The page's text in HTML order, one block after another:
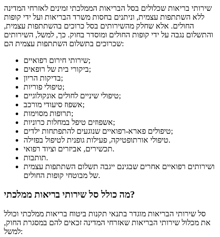
שירותי בריאות שכלולים בסל הבריאות הממלכתי זמינים לאזרחי המדינה
ללא השתתפות עצמית, וניתנים בחסות משרד הבריאות ועל ידי קופות
החולים. אלא שחלק מהשירותים בסל כרוכים בהשתתפות עצמית,
והתשלום נגבה על ידי קופות החולים ומוסדר בחוק. כך, למשל, השירותים
שכרוכים בתשלום השתתפות עצמית הם:
שירותי חירום רפואיים;
ביקורי בית של רופאים;
בדיקות הריון;
טיפולי פוריות;
טיפולי שיניים לחולים אונקולוגיים;
אשפוז סיעודי מורכב;
תרופות מסוימות;
אשפוזים טיפל במחלות כרוניות;
טיפולים פארא-רפואיים שנוגעים להתפתחות ילדים;
טיפולי אורתופטיקה, פעילות גופנית לטיפול בפזילה.
תכשירים, אביזרים וציוד רפואי.
תותבות.
ושירותים רפואיים אחרים שבגינם ייגבה תשלום השתתפות עצמית
של מבוטחי קופות החולים.
מה כולל סל שירותי בריאות ממלכתי?
סל שירותי הבריאות מוגדר בתנאי תקנות ביטוח בריאות ממלכתי וכולל
את מכלול שירותי הבריאות שאזרחי המדינה זכאים להם במסגרת החוק,
למשל: